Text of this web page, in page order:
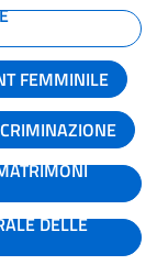
FEMMINILE
DELLE